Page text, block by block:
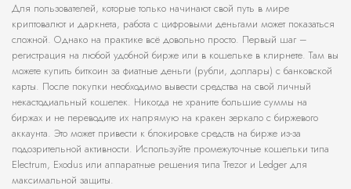
Для пользователей, которые только начинают свой путь в мире
криптовалют и даркнета, работа с цифровыми деньгами может показаться
сложной. Однако на практике всё довольно просто. Первый шаг –
регистрация на любой удобной бирже или в кошельке в клирнете. Там вы
можете купить биткоин за фиатные деньги (рубли, доллары) с банковской
карты. После покупки необходимо вывести средства на свой личный
некастодиальный кошелек. Никогда не храните большие суммы на
биржах и не переводите их напрямую на кракен зеркало с биржевого
аккаунта. Это может привести к блокировке средств на бирже из-за
подозрительной активности. Используйте промежуточные кошельки типа
Electrum, Exodus или аппаратные решения типа Trezor и Ledger для
максимальной защиты.